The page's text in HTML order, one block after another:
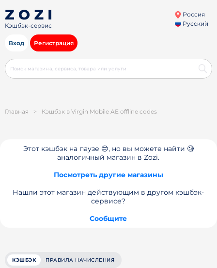
Кэшбэк-сервис
Россия
Русский
Вход Регистрация
Главная > Кэшбэк в Virgin Mobile AE offline codes
Этот кэшбэк на паузе 😔, но вы можете найти 🧐
аналогичный магазин в Zozi.
Посмотреть другие магазины
Нашли этот магазин действующим в другом кэшбэк-
сервисе?
Сообщите
КЭШБЭК ПРАВИЛА НАЧИСЛЕНИЯ